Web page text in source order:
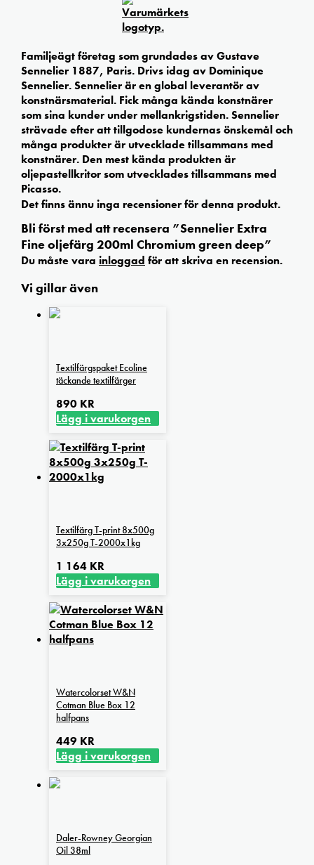
Familjeägt företag som grundades av Gustave
Sennelier 1887, Paris. Drivs idag av Dominique
Sennelier. Sennelier är en global leverantör av
konstnärsmaterial. Fick många kända konstnärer
som sina kunder under mellankrigstiden. Sennelier
strävade efter att tillgodose kundernas önskemål och
många produkter är utvecklade tillsammans med
konstnärer. Den mest kända produkten är
oljepastellkritor som utvecklades tillsammans med
Picasso.
Det finns ännu inga recensioner för denna produkt.
Bli först med att recensera ”Sennelier Extra
Fine oljefärg 200ml Chromium green deep”
Du måste vara inloggad för att skriva en recension.
Vi gillar även
Textilfärgspaket Ecoline
täckande textilfärger
890 KR
Lägg i varukorgen
Textilfärg T-print 8x500g
3x250g T-2000x1kg
1 164 KR
Lägg i varukorgen
Watercolorset W&N
Cotman Blue Box 12
halfpans
449 KR
Lägg i varukorgen
Daler-Rowney Georgian
Oil 38ml